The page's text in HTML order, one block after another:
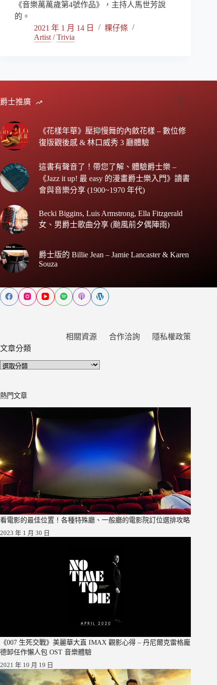
《音樂萬萬歲第4號作品》，主持人馬世芳說
的。
2021 年 1 月 14 日
粿仔條
Artist /Trivia
爵士推廣
《花樣年華》壓抑慢舞的內斂花樣 – 數位修
復版觀後感 & 林口威秀 3 廳體驗
這書有聲音了！帶您了解、體驗爵士樂 –
《Jazz it up! 最 easy 的漫畫爵士樂入門》讀書
會與音樂分享 (1900~1970 年代)
Becki Biggins, Luis Armstrong, Ella Fitzgerald
女、男爵士歌曲分享 (颱風前夕偶陣雨)
爵士版的 Billie Jean – Jamie Lancaster & Karen
Souza
相關資源 合作洽詢
隱私權政策
文章分類
文
類
熱門文章
看電影的最佳位置！各種特殊廳、一般廳的電影院訂位選排攻略
2023 年 1 月 30 日
《007 生死交戰》美麗華大直 IMAX 觀影心得 – 丹尼爾克雷格龐
德卸任作懶人包 OST 音樂體驗
2021 年 10 月 19 日